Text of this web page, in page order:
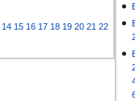
14 15 16 17 18 19 20 21 22